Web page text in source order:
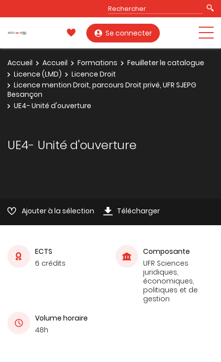
Se connecter
Accueil Accueil Formations
Feuilleter le catalogue
Licence (LMD)
Licence Droit
Licence mention Droit, parcours Droit privé, UFR SJEPG
Besançon
UE4- Unité d'ouverture
UE4- Unité d'ouverture
Ajouter à la sélection Télécharger
ECTS
6 crédits
Composante
UFR Sciences
juridiques,
économiques,
politiques et de
gestion
Volume horaire
48h